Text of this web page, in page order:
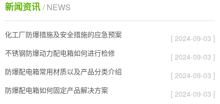
新闻资讯 / NEWS
化工厂防爆措施及安全措施的应急预案
[ 2024-09-03 ]
不锈钢防爆动力配电箱如何进行检修
[ 2024-09-03 ]
防爆配电箱常用材质以及产品分类介绍
[ 2024-09-03 ]
防爆配电箱如何固定产品解决方案
[ 2024-09-03 ]